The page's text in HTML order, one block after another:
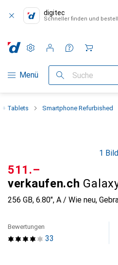
digitec
Schneller finden und
Navigation nach Kategorien
Menü Suche
Einstellungen
Kundenkonto
Vergleichslisten
Merklisten
Warenkorb
+ Tablets Smartphone Refurbished
1 Bild
verkaufen.ch
256 GB, 6.80", A / Wie neu,
CHF
511.–
33
Bewertungen